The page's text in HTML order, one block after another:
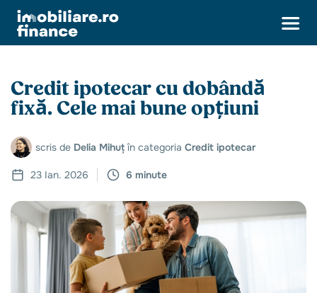
Credit ipotecar cu dobândă
fixă. Cele mai bune opțiuni
scris de Delia Mihuțîn categoria Credit ipotecar
23 Ian. 2026 6 minute